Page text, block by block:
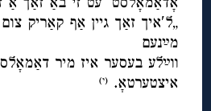
„ל′איך זאַך גיין אַף קאַריק
מײַנעם
ווײַלע בעסער איז מיר
איצטערטאָ.(י)